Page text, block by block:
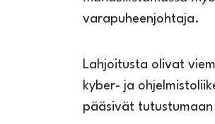
varapuheenjohtaja.
Lahjoitusta olivat
kyber- ja
pääsivät